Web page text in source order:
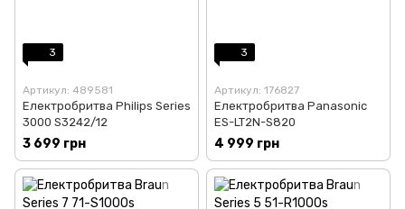
3
Артикул: 489581
Електробритва Philips Series
3000 S3242/12
3 699 грн
3
Артикул: 176827
Електробритва Panasonic
ES-LT2N-S820
4 999 грн